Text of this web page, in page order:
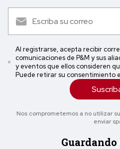
Al registrarse, acepta recibir
comunicaciones de P&M y sus
y eventos que ellos consideren
Puede retirar su consentimiento
Nos comprometemos a no utilizar
enviar